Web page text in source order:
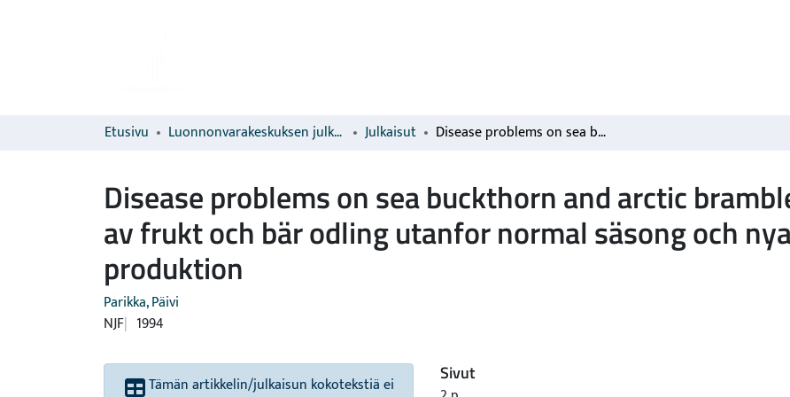
Etusivu Luonnonvarakeskuksen julkaisut Julkaisut Disease problems on sea buckthorn and arctic bramble : Otraditionell odling av frukt och bär odling utanfor normal säsong och nya arter för ekonomisk produktion
Disease problems on sea buckthorn and arctic
av frukt och bär odling utanfor normal säsong och
produktion
Parikka, Päivi
NJF 1994
Tämän artikkelin/julkaisun kokotekstiä ei
Sivut